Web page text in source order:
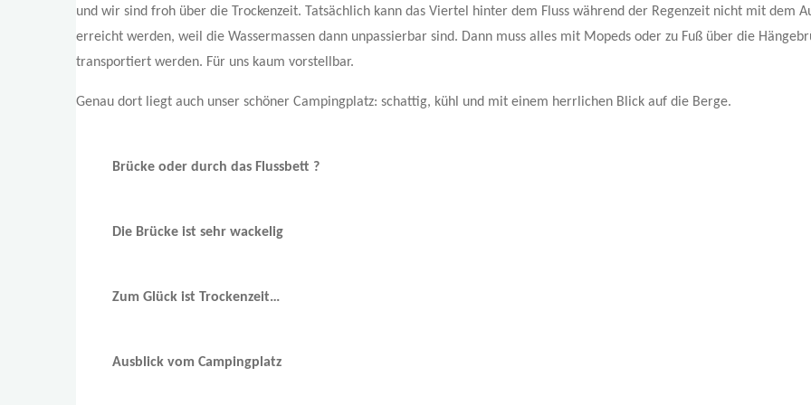
und wir sind froh über die Trockenzeit. Tatsächlich kann das Viertel hinter dem Fluss während der Regenzeit nicht mit dem
erreicht werden, weil die Wassermassen dann unpassierbar sind. Dann muss alles mit Mopeds oder zu Fuß über die
transportiert werden. Für uns kaum vorstellbar.
Genau dort liegt auch unser schöner Campingplatz: schattig, kühl und mit einem herrlichen Blick auf die Berge.
Brücke oder durch das Flussbett ?
Die Brücke ist sehr wackelig
Zum Glück ist Trockenzeit…
Ausblick vom Campingplatz